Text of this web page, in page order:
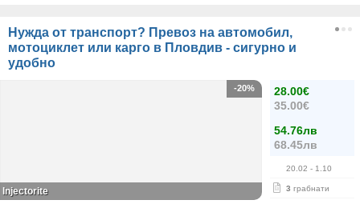
Нужда от транспорт? Превоз на автомобил,
мотоциклет или карго в Пловдив - сигурно и
удобно
28.00€
35.00€
54.76лв
68.45лв
20.02 - 1.10
3 грабнати
-20%
Injectorite